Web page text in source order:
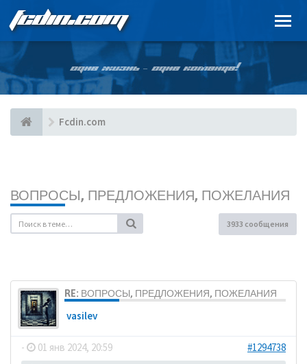
FCDIN.COM
ОДНА ЖИЗНЬ – ОДНА КОМАНДА!
Fcdin.com
ВОПРОСЫ, ПРЕДЛОЖЕНИЯ, ПОЖЕЛАНИЯ
3933 сообщения
RE: ВОПРОСЫ, ПРЕДЛОЖЕНИЯ, ПОЖЕЛАНИЯ
vasilev
- 01 янв 2024, 20:59 #1294738